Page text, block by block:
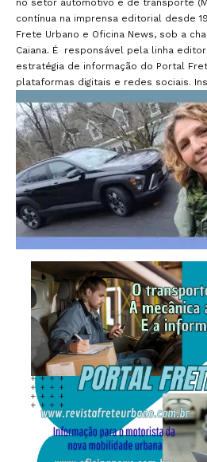
contínua na imprensa editorial desde
Frete Urbano e Oficina News, sob a
Caiana. É responsável pela linha
estratégia de informação do Portal
plataformas digitais e redes sociais.